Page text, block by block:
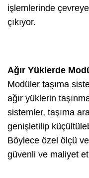
işlemlerinde
çıkıyor.
Ağır Yüklerde
Modüler taşıma
ağır yüklerin
sistemler, taşıma
genişletilip
Böylece özel ölçü
güvenli ve maliyet